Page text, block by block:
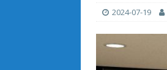
2024-07-19